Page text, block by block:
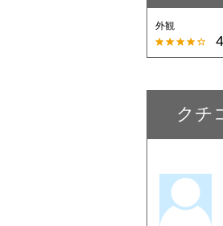
外観
クチ